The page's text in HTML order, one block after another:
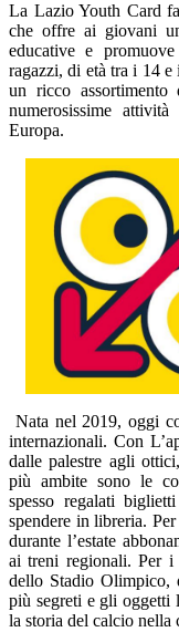
La Lazio Youth Card
che offre ai giovani
educative e
ragazzi, di età tra i 14
un ricco
numerosissime
Europa.
Nata nel 2019, oggi
internazionali. Con
dalle palestre agli
più ambite sono le
spesso regalati
spendere in libreria.
durante l’estate
ai treni regionali. Per i
dello Stadio Olimpico,
più segreti e gli oggetti
la storia del calcio nella